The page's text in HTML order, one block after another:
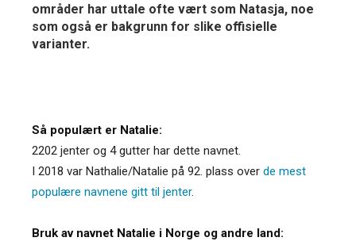
områder har uttale ofte vært som Natasja, noe
som også er bakgrunn for slike offisielle
varianter.
Så populært er Natalie:
2202 jenter og 4 gutter har dette navnet.
I 2018 var Nathalie/Natalie på 92. plass over de mest
populære navnene gitt til jenter.
Bruk av navnet Natalie i Norge og andre land: